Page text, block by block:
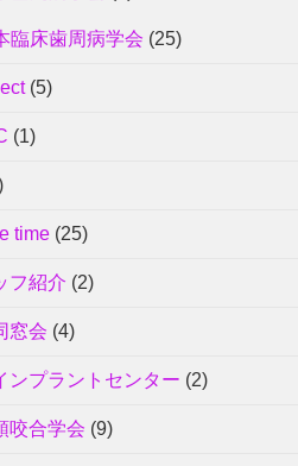
臨床歯周病学会 (25)
(5)
(1)
time (25)
フ紹介 (2)
窓会 (4)
ンプラントセンター (2)
咬合学会 (9)